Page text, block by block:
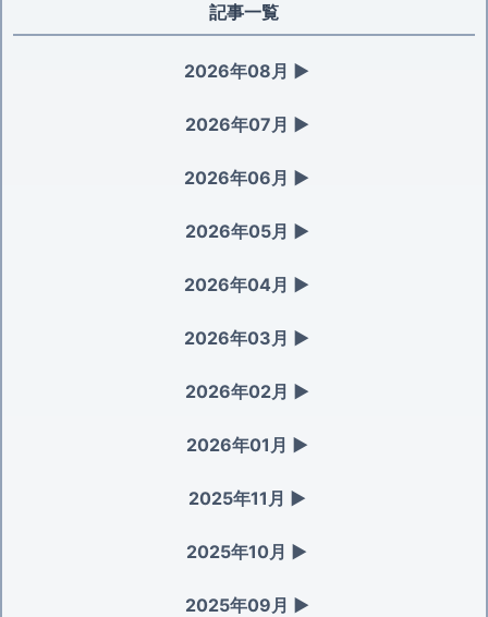
記事一覧
2026年08月 ▶
2026年07月 ▶
2026年06月 ▶
2026年05月 ▶
2026年04月 ▶
2026年03月 ▶
2026年02月 ▶
2026年01月 ▶
2025年11月 ▶
2025年10月 ▶
2025年09月 ▶